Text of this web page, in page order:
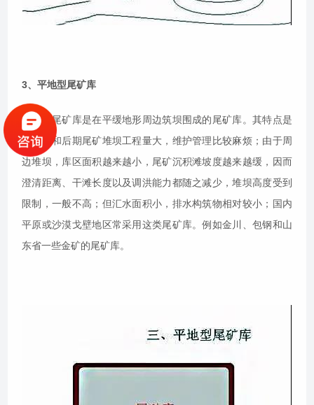
3、平地型尾矿库
平地型尾矿库是在平缓地形周边筑坝围成的尾矿库。其特点是
初期坝和后期尾矿堆坝工程量大，维护管理比较麻烦；由于周
边堆坝，库区面积越来越小，尾矿沉积滩坡度越来越缓，因而
澄清距离、干滩长度以及调洪能力都随之减少，堆坝高度受到
限制，一般不高；但汇水面积小，排水构筑物相对较小；国内
平原或沙漠戈壁地区常采用这类尾矿库。例如金川、包钢和山
东省一些金矿的尾矿库。